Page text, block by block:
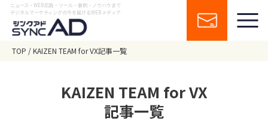
ニュース・WEB広告・ツール・事例・ノウハウまで
デジタルマーケティングの今を届けるWEBメディア
TOP KAIZEN TEAM for VX記事一覧
KAIZEN TEAM for VX
記事一覧